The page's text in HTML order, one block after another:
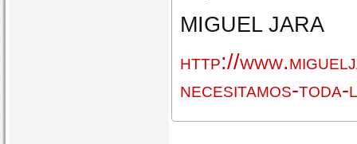
MIGUEL JARA
http://
necesitamos-